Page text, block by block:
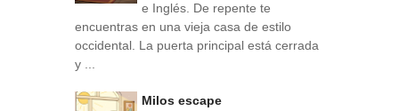
e Inglés. De repente te
encuentras en una vieja casa de estilo
occidental. La puerta principal está cerrada
y ...
Milos escape